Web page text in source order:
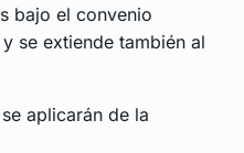
bajo el convenio
se extiende también al
aplicarán de la